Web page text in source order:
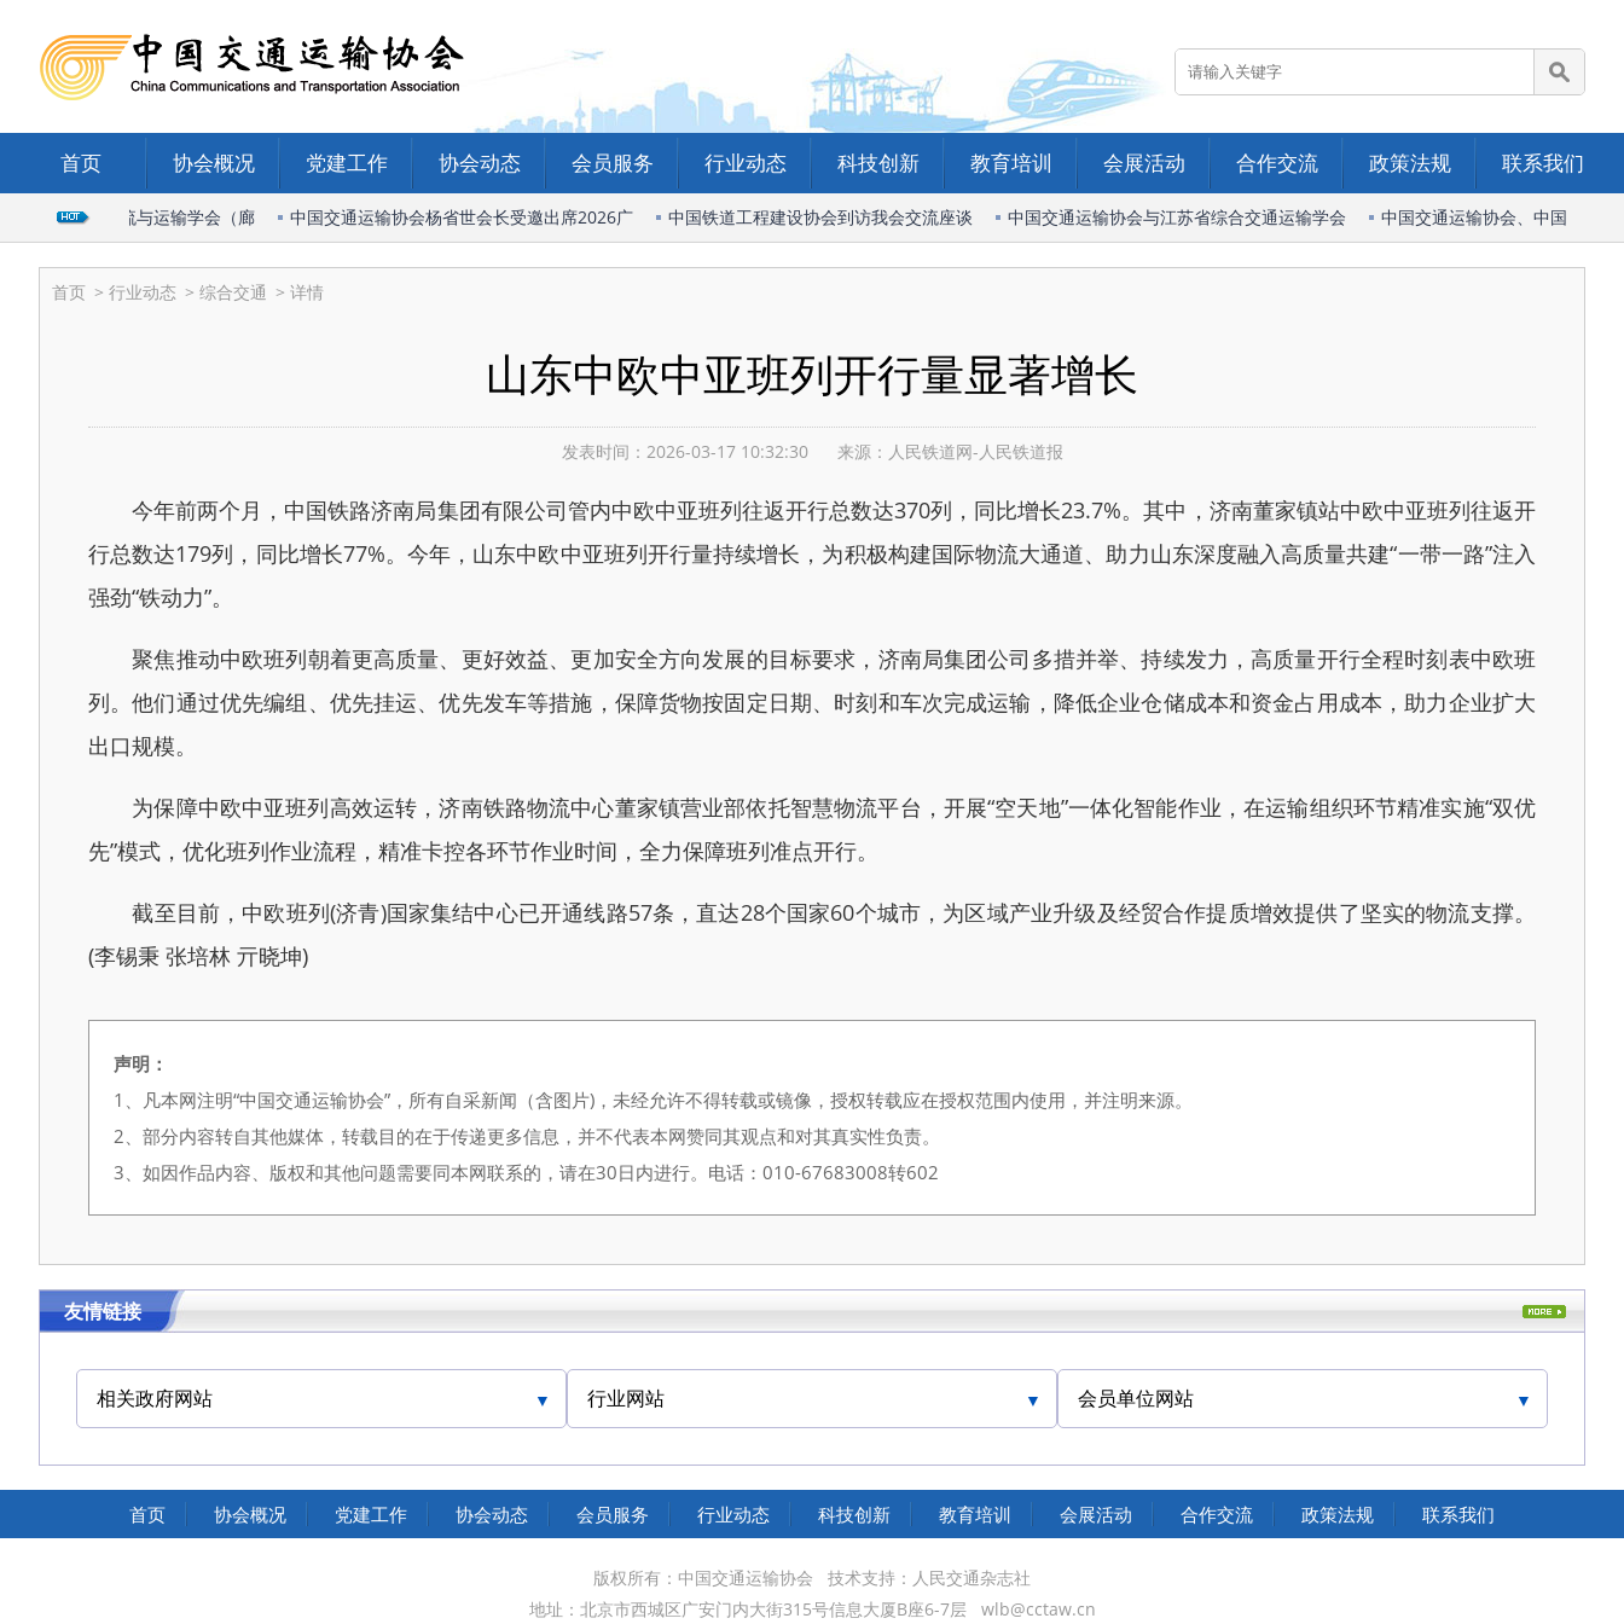
首页 协会概况 党建工作 协会动态 会员服务 行业动态 科技创新 教育培训 会展活动 合作交流 政策法规 联系我们
2026国际物流与运输学会（廊 中国交通运输协会杨省世会长受邀出席2026广 中国铁道工程建设协会到访我会交流座谈 中国交通运输协会与江苏省综合交通运输学会 中国交通运输协会、中国港口协
首页 > 行业动态 > 综合交通 > 详情
山东中欧中亚班列开行量显著增长
发表时间：2026-03-17 10:32:30 来源：人民铁道网-人民铁道报
今年前两个月，中国铁路济南局集团有限公司管内中欧中亚班列往返开行总数达370列，同比增长23.7%。其中，济南董家镇站中欧中亚班列往返开
行总数达179列，同比增长77%。今年，山东中欧中亚班列开行量持续增长，为积极构建国际物流大通道、助力山东深度融入高质量共建“一带一路”注入
强劲“铁动力”。
聚焦推动中欧班列朝着更高质量、更好效益、更加安全方向发展的目标要求，济南局集团公司多措并举、持续发力，高质量开行全程时刻表中欧班
列。他们通过优先编组、优先挂运、优先发车等措施，保障货物按固定日期、时刻和车次完成运输，降低企业仓储成本和资金占用成本，助力企业扩大
出口规模。
为保障中欧中亚班列高效运转，济南铁路物流中心董家镇营业部依托智慧物流平台，开展“空天地”一体化智能作业，在运输组织环节精准实施“双优
先”模式，优化班列作业流程，精准卡控各环节作业时间，全力保障班列准点开行。
截至目前，中欧班列(济青)国家集结中心已开通线路57条，直达28个国家60个城市，为区域产业升级及经贸合作提质增效提供了坚实的物流支撑。
(李锡秉 张培林 亓晓坤)
声明：
1、凡本网注明“中国交通运输协会”，所有自采新闻（含图片)，未经允许不得转载或镜像，授权转载应在授权范围内使用，并注明来源。
2、部分内容转自其他媒体，转载目的在于传递更多信息，并不代表本网赞同其观点和对其真实性负责。
3、如因作品内容、版权和其他问题需要同本网联系的，请在30日内进行。电话：010-67683008转602
友情链接
相关政府网站
中国交通运输协会官网
行业网站
中国交通运输协会官网
会员单位网站
中国交通运输协会官网
首页 协会概况 党建工作 协会动态 会员服务 行业动态 科技创新 教育培训 会展活动 合作交流 政策法规 联系我们
版权所有：中国交通运输协会
技术支持：人民交通杂志社
地址：北京市西城区广安门内大街315号信息大厦B座6-7层
wlb@cctaw.cn